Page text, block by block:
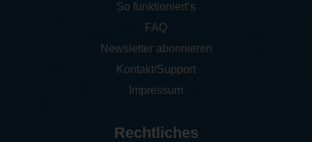
So funktioniert‘s
FAQ
Newsletter abonnieren
Kontakt/Support
Impressum
Rechtliches